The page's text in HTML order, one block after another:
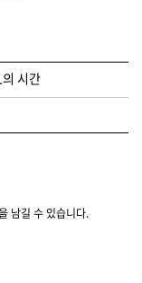
시간
남길 수 있습니다.